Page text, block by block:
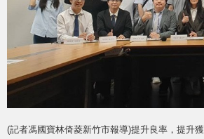
(記者馮國寶林倚菱新竹市報導)提升良率，提升